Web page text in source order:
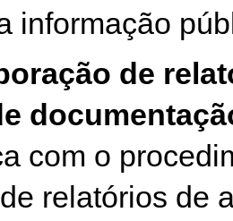
informação
de
com o
relatórios de